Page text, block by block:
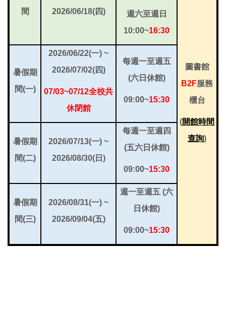
間
2026/06/18(四)
圖書館
B2F服務
櫃台
(開館時間
查詢)
週六至週日
10:00~16:30
暑假期
間(一)
2026/06/22(一) ~
2026/07/02(四)
07/03~07/12全校共
休閉館
每週一至週五
(六日休館)
09:00~15:30
暑假期
間(二)
2026/07/13(一) ~
2026/08/30(日)
每週一至週四
(五六日休館)
09:00~15:30
暑假期
間(三)
2026/08/31(一) ~
2026/09/04(五)
週一至週五 (六
日休館)
09:00~15:30